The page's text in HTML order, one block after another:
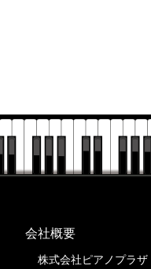
会社概要
株式会社ピアノプラザ